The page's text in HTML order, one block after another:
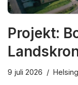
Projekt:
9 juli 2026